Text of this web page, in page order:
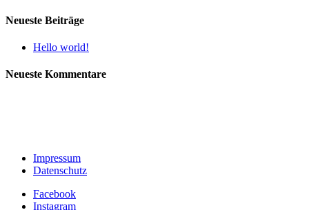
nach:
Neueste Beiträge
Hello world!
Neueste Kommentare
Impressum
Datenschutz
Facebook
Instagram